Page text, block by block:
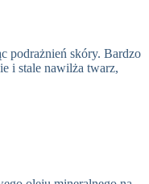
podrażnień skóry. Bardzo
i stale nawilża twarz,